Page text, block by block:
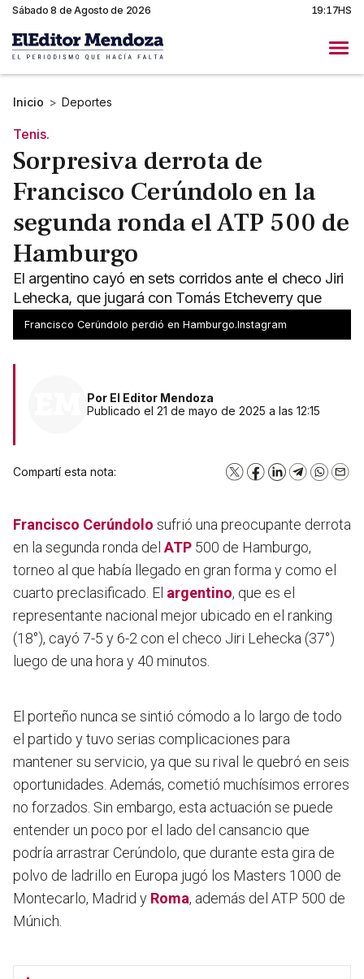
Sábado 8 de Agosto de 2026 19:17HS
Inicio > Deportes
Tenis.
Sorpresiva derrota de
Francisco Cerúndolo en la
segunda ronda el ATP 500 de
Hamburgo
El argentino cayó en sets corridos ante el checo Jiri
Lehecka, que jugará con Tomás Etcheverry que
venció a Camilo Ugo Carabelli.
Francisco Cerúndolo perdió en Hamburgo.Instagram
Por El Editor Mendoza
Publicado el 21 de mayo de 2025 a las 12:15
Compartí esta nota: X Facebook
LinkedInTelegram
Francisco Cerúndolo sufrió una preocupante derrota
en la segunda ronda del ATP 500 de Hamburgo,
torneo al que había llegado en gran forma y como el
cuarto preclasificado. El argentino, que es el
representante nacional mejor ubicado en el ranking
(18°), cayó 7-5 y 6-2 con el checo Jiri Lehecka (37°)
luego de una hora y 40 minutos.
El porteño nunca se sintió cómodo a lo largo de todo
el partido y tuvo serias complicaciones para
mantener su servicio, ya que su rival le quebró en seis
oportunidades. Además, cometió muchísimos errores
no forzados. Sin embargo, esta actuación se puede
entender un poco por el lado del cansancio que
podría arrastrar Cerúndolo, que durante esta gira de
polvo de ladrillo en Europa jugó los Masters 1000 de
Montecarlo, Madrid y Roma, además del ATP 500 de
Múnich.